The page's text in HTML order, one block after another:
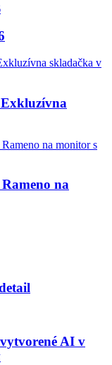
na
AI v